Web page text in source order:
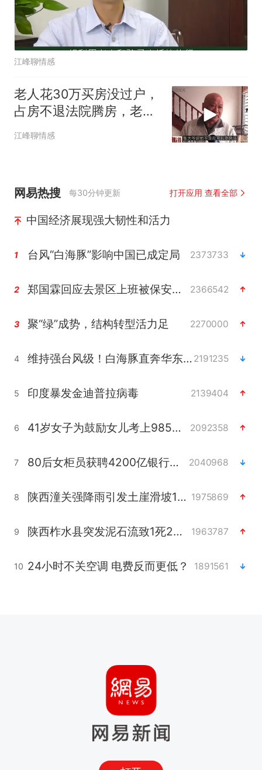
江峰聊情感
老人花30万买房没过户，
占房不退法院腾房，老太
太：敢动我就
江峰聊情感
网易热搜 每30分钟更新 打开应用 查看全部
中国经济展现强大韧性和活力
1 台风“白海豚”影响中国已成定局 2373733
2 郑国霖回应去景区上班被保安拦下 2366542
3 聚“绿”成势，结构转型活力足 2270000
4 维持强台风级！白海豚直奔华东沿海 2191235
5 印度暴发金迪普拉病毒 2139404
6 41岁女子为鼓励女儿考上985研究生 2092358
7 80后女柜员获聘4200亿银行副行长 2040968
8 陕西潼关强降雨引发土崖滑坡1人失联 1975869
9 陕西柞水县突发泥石流致1死2失联 1963787
10 24小时不关空调 电费反而更低？ 1891561